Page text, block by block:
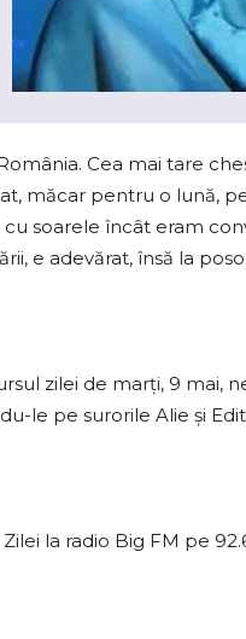
România. Cea mai tare
măcar pentru o lună,
cu soarele încât eram
e adevărat, însă la
zilei de marți, 9 mai,
le pe surorile Alie și
la radio Big FM pe